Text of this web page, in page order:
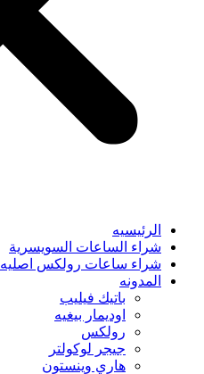
الرئيسيه
شراء الساعات السويسرية
شراء ساعات رولكس اصليه
المدونه
باتيك فيليب
اوديمار بيغيه
رولكس
جيجر لوكولتر
هاري وينستون